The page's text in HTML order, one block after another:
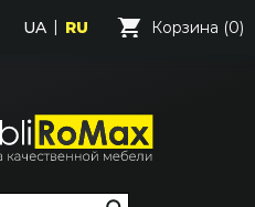
UA RU Корзина (0)